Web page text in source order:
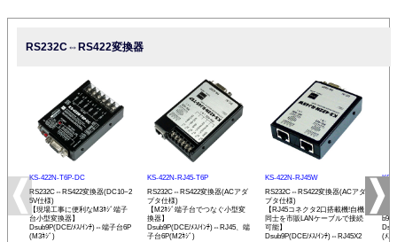
RS232C⇔RS422変換器
KS-422N-T6P-DC
RS232C⇔RS422変換器(DC10~2
5V仕様)
【現場工事に便利なM3ﾈｼﾞ端子
台小型変換器】
Dsub9P(DCE/ﾒｽ/ｲﾝﾁ)⇔端子台6P
(M3ﾈｼﾞ)
KS-422N-RJ45-T6P
RS232C⇔RS422変換器(ACアダ
プタ仕様)
【M2ﾈｼﾞ端子台でつなぐ小型変
換器】
Dsub9P(DCE/ﾒｽ/ｲﾝﾁ)⇔RJ45、端
子台6P(M2ﾈｼﾞ)
KS-422N-RJ45W
RS232C⇔RS422変換器(ACアダ
プタ仕様)
【RJ45コネクタ2口搭載機!自機
同士を市販LANケーブルで接続
可能】
Dsub9P(DCE/ﾒｽ/ｲﾝﾁ)⇔RJ45X2
KS-
プ
b9
(ﾒｽ/